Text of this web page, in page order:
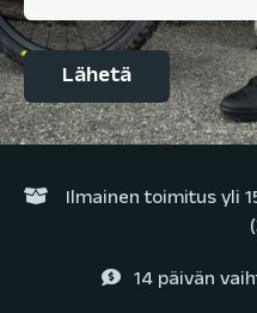
Ilmainen toimitus yli
14 päivän